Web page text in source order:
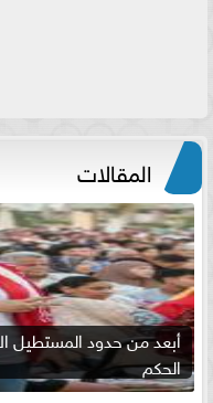
المقالات
أبعد من حدود المستطيل
الحكم